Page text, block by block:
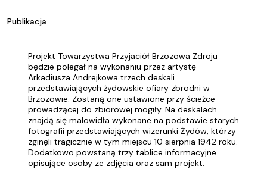
Publikacja
Projekt Towarzystwa Przyjaciół Brzozowa Zdroju
będzie polegał na wykonaniu przez artystę
Arkadiusza Andrejkowa trzech deskali
przedstawiających żydowskie ofiary zbrodni w
Brzozowie. Zostaną one ustawione przy ścieżce
prowadzącej do zbiorowej mogiły. Na deskalach
znajdą się malowidła wykonane na podstawie starych
fotografii przedstawiających wizerunki Żydów, którzy
zginęli tragicznie w tym miejscu 10 sierpnia 1942 roku.
Dodatkowo powstaną trzy tablice informacyjne
opisujące osoby ze zdjęcia oraz sam projekt.